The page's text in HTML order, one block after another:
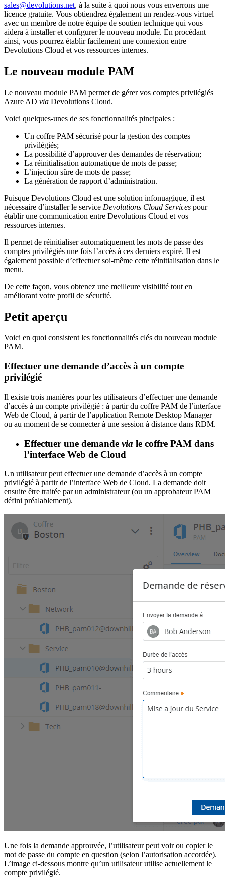
sales@devolutions.net, à la suite à quoi nous vous enverrons une
licence gratuite. Vous obtiendrez également un rendez-vous virtuel
avec un membre de notre équipe de soutien technique qui vous
aidera à installer et configurer le nouveau module. En procédant
ainsi, vous pourrez établir facilement une connexion entre
Devolutions Cloud et vos ressources internes.
Le nouveau module PAM
Le nouveau module PAM permet de gérer vos comptes privilégiés
Azure AD via Devolutions Cloud.
Voici quelques-unes de ses fonctionnalités pincipales :
Un coffre PAM sécurisé pour la gestion des comptes
privilégiés;
La possibilité d’approuver des demandes de réservation;
La réinitialisation automatique de mots de passe;
L’injection sûre de mots de passe;
La génération de rapport d’administration.
Puisque Devolutions Cloud est une solution infonuagique, il est
nécessaire d’installer le service Devolutions Cloud Services pour
établir une communication entre Devolutions Cloud et vos
ressources internes.
Il permet de réinitialiser automatiquement les mots de passe des
comptes privilégiés une fois l’accès à ces derniers expiré. Il est
également possible d’effectuer soi-même cette réinitialisation dans le
menu.
De cette façon, vous obtenez une meilleure visibilité tout en
améliorant votre profil de sécurité.
Petit aperçu
Voici en quoi consistent les fonctionnalités clés du nouveau module
PAM.
Effectuer une demande d’accès à un compte
privilégié
Il existe trois manières pour les utilisateurs d’effectuer une demande
d’accès à un compte privilégié : à partir du coffre PAM de l’interface
Web de Cloud, à partir de l’application Remote Desktop Manager
ou au moment de se connecter à une session à distance dans RDM.
Effectuer une demande via le coffre PAM dans
l’interface Web de Cloud
Un utilisateur peut effectuer une demande d’accès à un compte
privilégié à partir de l’interface Web de Cloud. La demande doit
ensuite être traitée par un administrateur (ou un approbateur PAM
défini préalablement).
Une fois la demande approuvée, l’utilisateur peut voir ou copier le
mot de passe du compte en question (selon l’autorisation accordée).
L’image ci-dessous montre qu’un utilisateur utilise actuellement le
compte privilégié.